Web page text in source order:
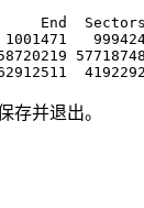
End  Sectors
存并退出。